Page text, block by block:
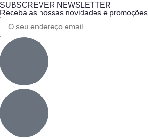
SUBSCREVER NEWSLETTER
Receba as nossas novidades e promoções